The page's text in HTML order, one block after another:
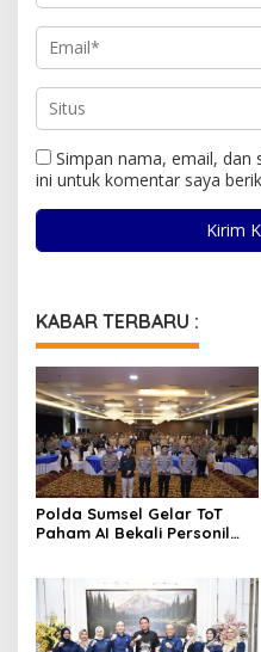
Simpan nama, email, dan
ini untuk komentar saya
KABAR TERBARU :
Polda Sumsel Gelar ToT
Paham AI Bekali Personil